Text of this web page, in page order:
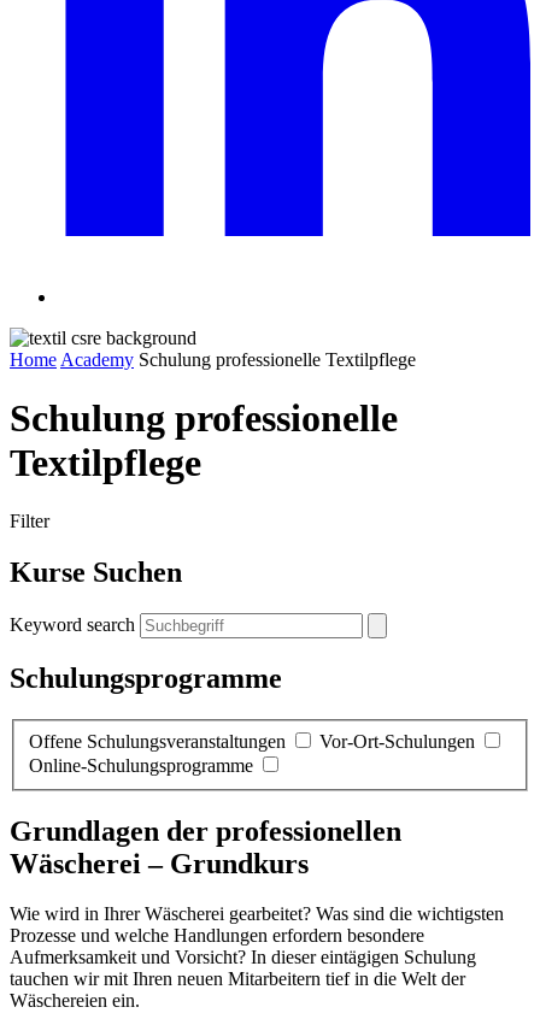
Home Academy Schulung professionelle Textilpflege
Schulung professionelle
Textilpflege
Filter
Kurse Suchen
Keyword search
Schulungsprogramme
Offene Schulungsveranstaltungen
Vor-Ort-Schulungen
Online-Schulungsprogramme
Grundlagen der professionellen
Wäscherei – Grundkurs
Wie wird in Ihrer Wäscherei gearbeitet? Was sind die wichtigsten
Prozesse und welche Handlungen erfordern besondere
Aufmerksamkeit und Vorsicht? In dieser eintägigen Schulung
tauchen wir mit Ihren neuen Mitarbeitern tief in die Welt der
Wäschereien ein.